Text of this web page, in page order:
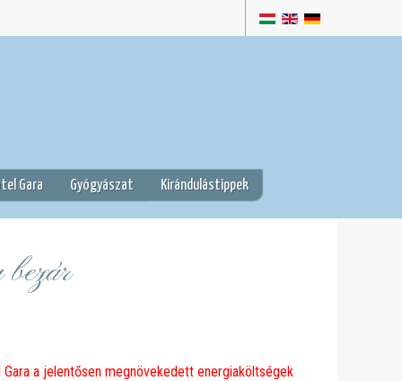
Gara Gyógyászat Kirándulástippek
a jelentősen megnövekedett energiaköltségek